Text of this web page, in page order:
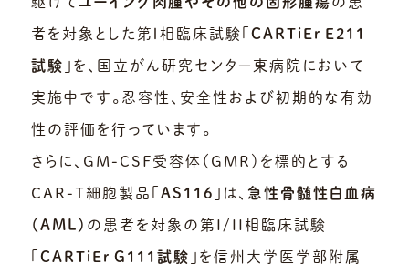
者を対象とした第Ⅰ相臨床試験「CARTiEr E211
試験 」を、国立がん研究センター東病院において
実施中です。忍容性、安全性および初期的な有効
性の評価を行っています。
さらに、GM-CSF受容体（GMR）を標的とする
CAR-T細胞製品「AS116 」は、 急性骨髄性白血病
（AML） の患者を対象の第I/II相臨床試験
「CARTiEr G111試験 」を信州大学医学部附属